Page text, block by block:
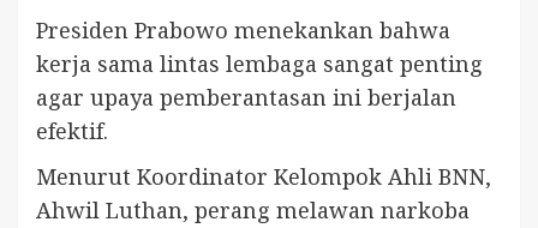
Presiden Prabowo menekankan bahwa
kerja sama lintas lembaga sangat penting
agar upaya pemberantasan ini berjalan
efektif.
Menurut Koordinator Kelompok Ahli BNN,
Ahwil Luthan, perang melawan narkoba